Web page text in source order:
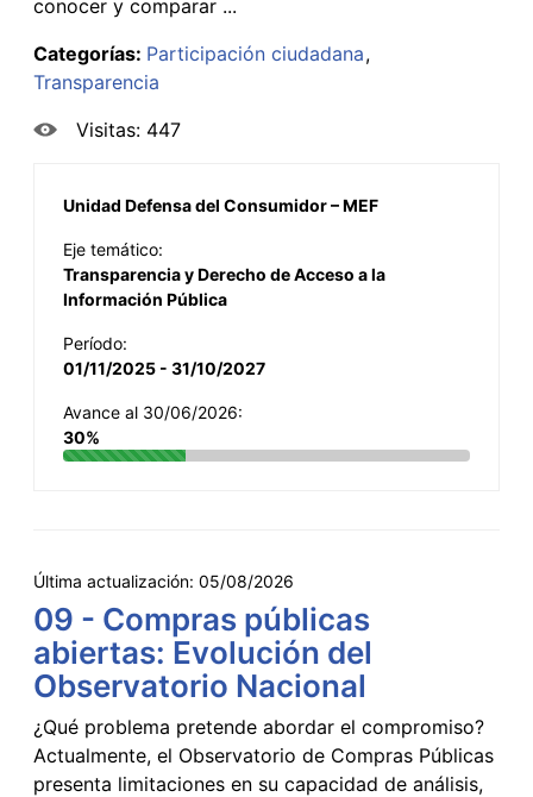
conocer y comparar ...
Categorías: Participación ciudadana
Transparencia
Visitas: 447
Unidad Defensa del Consumidor – MEF
Eje temático:
Transparencia y Derecho de Acceso a la
Información Pública
Período:
01/11/2025 - 31/10/2027
Avance al 30/06/2026:
30%
Última actualización: 05/08/2026
09 - Compras públicas
abiertas: Evolución del
Observatorio Nacional
¿Qué problema pretende abordar el compromiso?
Actualmente, el Observatorio de Compras Públicas
presenta limitaciones en su capacidad de análisis,